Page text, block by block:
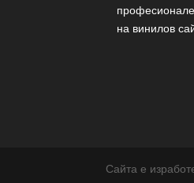
на винилов
Сайта е